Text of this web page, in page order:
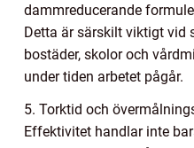
dammreducerande
Detta är särskilt viktigt vid
bostäder, skolor och
under tiden arbetet pågår.
5. Torktid och
Effektivitet handlar inte